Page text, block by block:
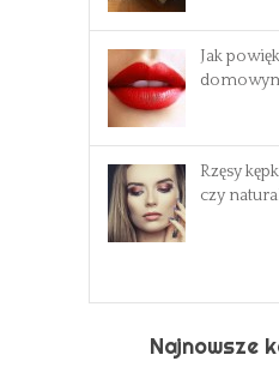
Jak
Rzęsy
czy
Najnowsze